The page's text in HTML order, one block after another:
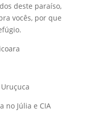
deste paraíso,
vocês, por que
no Júlia e CIA